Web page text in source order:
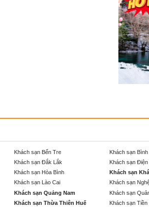
Khách sạn Bến Tre Khách sạn
Khách sạn Đắk Lắk Khách sạn Điện
Khách sạn Hòa Bình Khách sạn
Khách sạn Lào Cai Khách sạn
Khách sạn Quảng Nam Khách sạn
Khách sạn Thừa Thiên Huế Khách sạn Tiền